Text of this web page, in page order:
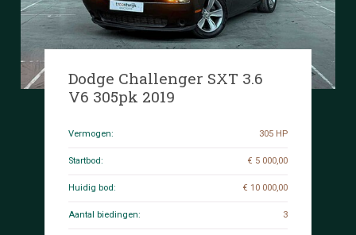
Dodge Challenger SXT 3.6
V6 305pk 2019
Vermogen: 305 HP
Startbod: € 5 000,00
Huidig bod: € 10 000,00
Aantal biedingen: 3